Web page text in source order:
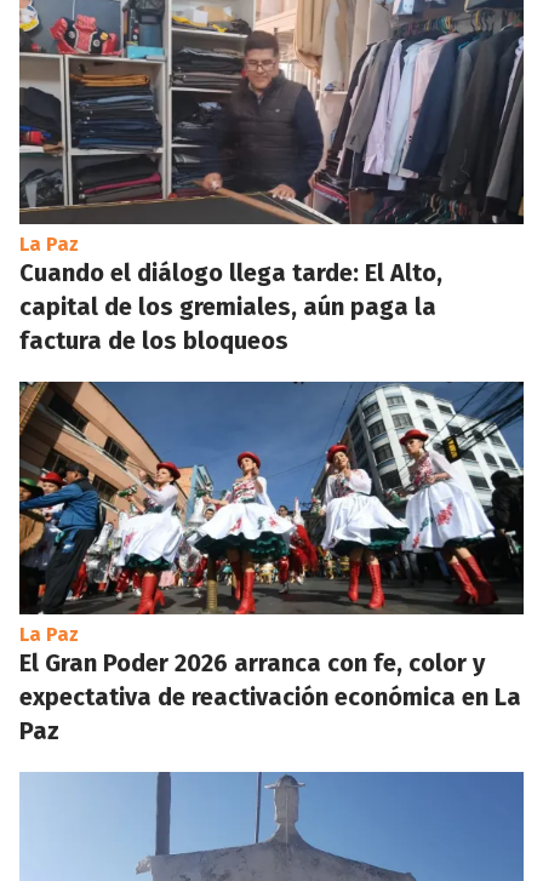
La Paz
Cuando el diálogo llega tarde: El Alto,
capital de los gremiales, aún paga la
factura de los bloqueos
La Paz
El Gran Poder 2026 arranca con fe, color y
expectativa de reactivación económica en La
Paz